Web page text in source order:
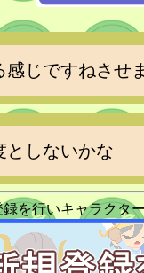
感じですねさせ
としないかな
を行いキャラクタ